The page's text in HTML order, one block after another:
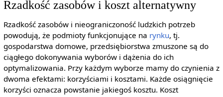
Rzadkość zasobów i koszt alternatywny
Rzadkość zasobów i nieograniczoność ludzkich potrzeb
powodują, że podmioty funkcjonujące na rynku, tj.
gospodarstwa domowe, przedsiębiorstwa zmuszone są do
ciągłego dokonywania wyborów i dążenia do ich
optymalizowania. Przy każdym wyborze mamy do czynienia z
dwoma efektami: korzyściami i kosztami. Każde osiągnięcie
korzyści oznacza powstanie jakiegoś kosztu. Koszt